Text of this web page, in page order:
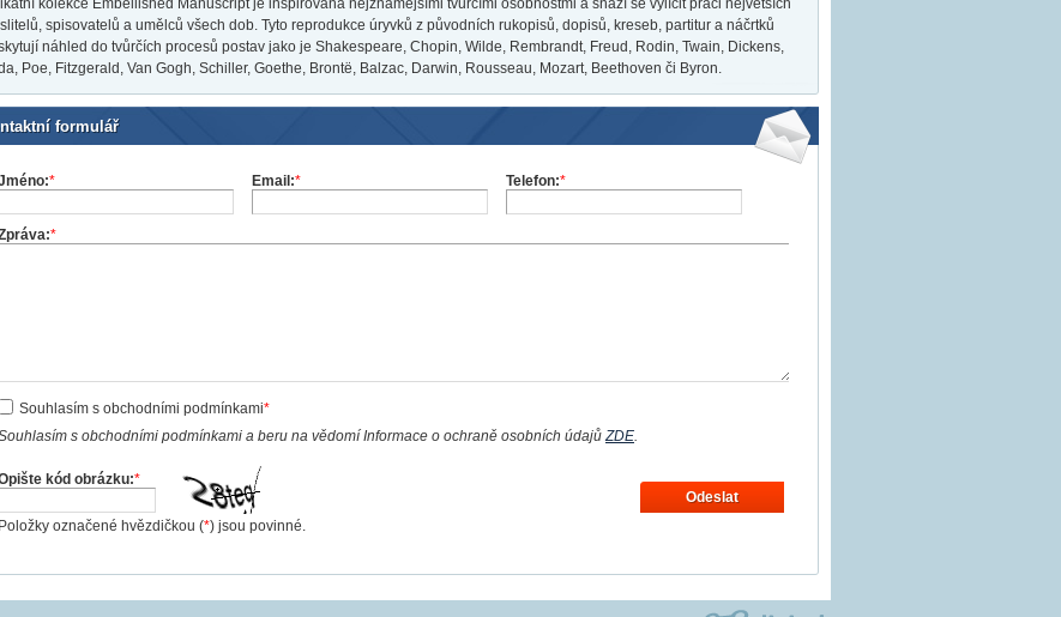
spisovatelů a umělců všech dob. Tyto reprodukce úryvků z původních rukopisů, dopisů, kreseb, partitur a náčrtků
náhled do tvůrčích procesů postav jako je Shakespeare, Chopin, Wilde, Rembrandt, Freud, Rodin, Twain, Dickens,
Poe, Fitzgerald, Van Gogh, Schiller, Goethe, Brontë, Balzac, Darwin, Rousseau, Mozart, Beethoven či Byron.
formulář
* Email:* Telefon:*
*
Souhlasím s obchodními podmínkami*
s obchodními podmínkami a beru na vědomí Informace o ochraně osobních údajů ZDE
kód obrázku:*
Položky označené hvězdičkou (*) jsou povinné.
Odeslat